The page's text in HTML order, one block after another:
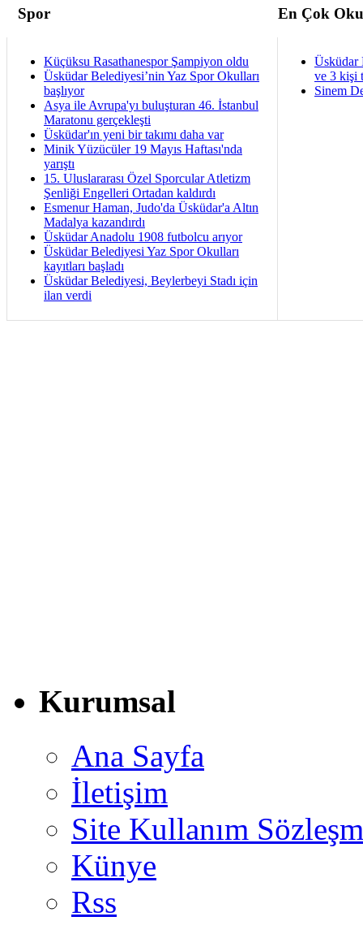
Spor En Çok
Küçüksu Rasathanespor Şampiyon oldu
Üsküdar Belediyesi’nin Yaz Spor Okulları
başlıyor
Asya ile Avrupa'yı buluşturan 46. İstanbul
Maratonu gerçekleşti
Üsküdar'ın yeni bir takımı daha var
Minik Yüzücüler 19 Mayıs Haftası'nda
yarıştı
15. Uluslararası Özel Sporcular Atletizm
Şenliği Engelleri Ortadan kaldırdı
Esmenur Haman, Judo'da Üsküdar'a Altın
Madalya kazandırdı
Üsküdar Anadolu 1908 futbolcu arıyor
Üsküdar Belediyesi Yaz Spor Okulları
kayıtları başladı
Üsküdar Belediyesi, Beylerbeyi Stadı için
ilan verdi
Üsküdar
ve 3 kişi
Sinem
Kurumsal
Ana Sayfa
İletişim
Site Kullanım
Künye
Rss